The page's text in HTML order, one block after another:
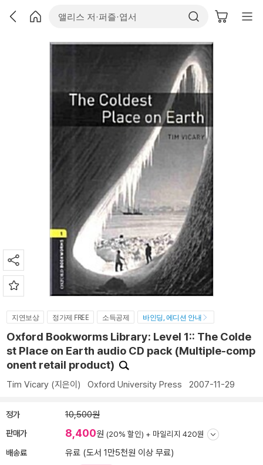
지연보상 정가제 FREE 소득공제 바인딩, 에디션 안내
Oxford Bookworms Library: Level 1:: The Colde
st Place on Earth audio CD pack (Multiple-comp
onent retail product)
Tim Vicary (지은이) Oxford University Press 2007-11-29
정가 10,500원
판매가 8,400원 (20% 할인) + 마일리지 420원
배송료
유료 (도서 1만5천원 이상 무료)